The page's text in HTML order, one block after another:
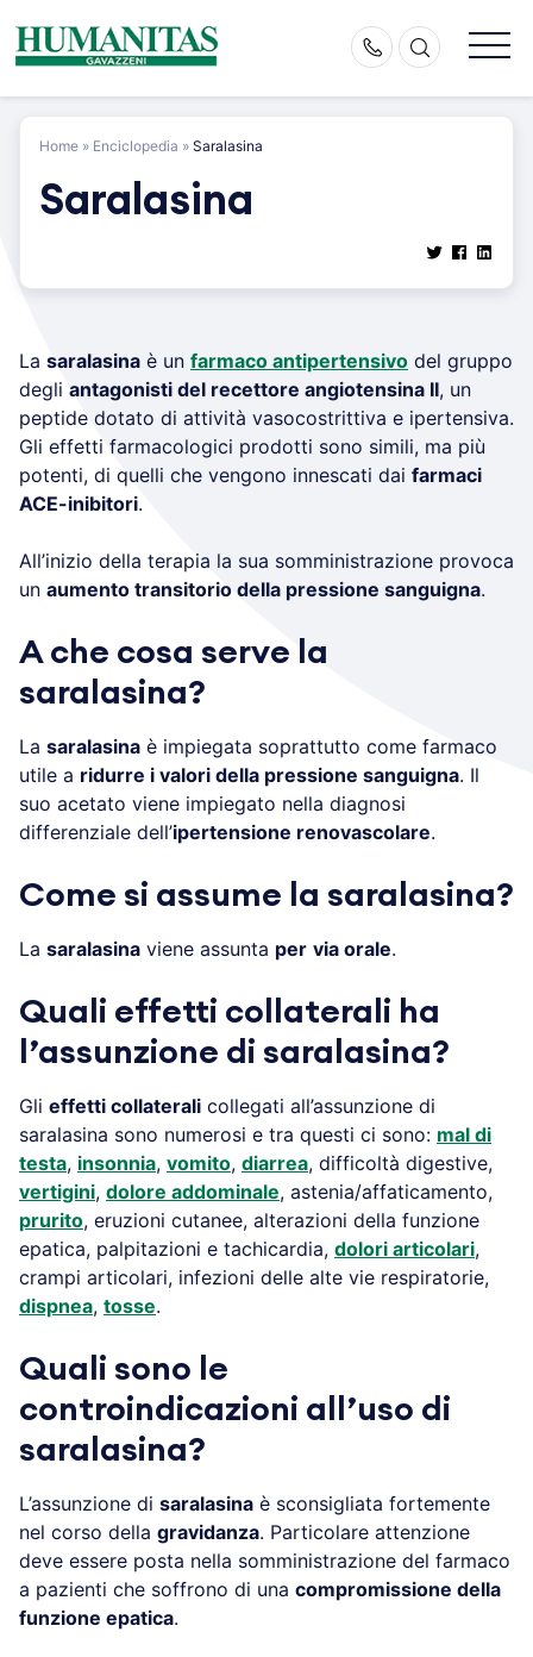
content
Home » Enciclopedia » Saralasina
Saralasina
La saralasina è un farmaco antipertensivo del gruppo
degli antagonisti del recettore angiotensina II, un
peptide dotato di attività vasocostrittiva e ipertensiva.
Gli effetti farmacologici prodotti sono simili, ma più
potenti, di quelli che vengono innescati dai farmaci
ACE-inibitori.
All’inizio della terapia la sua somministrazione provoca
un aumento transitorio della pressione sanguigna.
A che cosa serve la
saralasina?
La saralasina è impiegata soprattutto come farmaco
utile a ridurre i valori della pressione sanguigna. Il
suo acetato viene impiegato nella diagnosi
differenziale dell’ipertensione renovascolare.
Come si assume la saralasina?
La saralasina viene assunta per via orale.
Quali effetti collaterali ha
l’assunzione di saralasina?
Gli effetti collaterali collegati all’assunzione di
saralasina sono numerosi e tra questi ci sono: mal di
testa, insonnia, vomito, diarrea, difficoltà digestive,
vertigini, dolore addominale, astenia/affaticamento,
prurito, eruzioni cutanee, alterazioni della funzione
epatica, palpitazioni e tachicardia, dolori articolari,
crampi articolari, infezioni delle alte vie respiratorie,
dispnea, tosse.
Quali sono le
controindicazioni all’uso di
saralasina?
L’assunzione di saralasina è sconsigliata fortemente
nel corso della gravidanza. Particolare attenzione
deve essere posta nella somministrazione del farmaco
a pazienti che soffrono di una compromissione della
funzione epatica.